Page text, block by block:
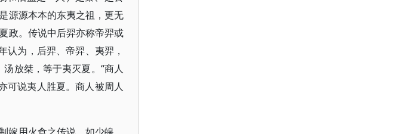
源源本本的东夷之祖，更无
政。传说中后羿亦称帝羿或
认为，后羿、帝羿、夷羿，
放桀，等于夷灭夏。“商人
可说夷人胜夏。商人被周人